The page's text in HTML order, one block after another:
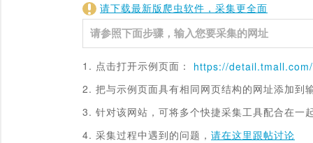
请下载最新版爬虫软件，采集更全面
1. 点击打开示例页面： https://detail.tmall.com/
2. 把与示例页面具有相同网页结构的网址添加到
3. 针对该网站，可将多个快捷采集工具配合在一
4. 采集过程中遇到的问题， 请在这里跟帖讨论